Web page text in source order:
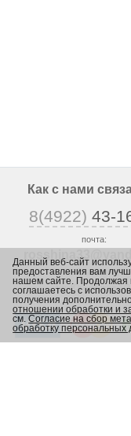
Как с нами
8(4922) 43-
почта:
г. Владимир,
ул. Юрьевская 1/
Данный веб-сайт
предоставления вам
нашем сайте. Продолжая
соглашаетесь с
получения
отношении обработки и
см.Согласие на сбор
обработку персональных